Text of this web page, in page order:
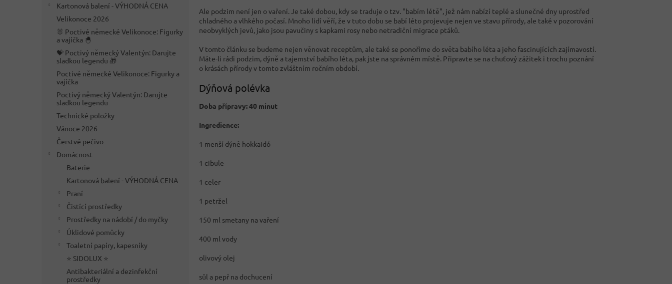
Kartonová balení - VÝHODNÁ CENA
Velikonoce 2026
🐰 Poctivé německé Velikonoce: Figurky
a vajíčka 🐣
💝 Poctivý německý Valentýn: Darujte
sladkou legendu 🎁
Poctivé německé Velikonoce: Figurky a
vajíčka
Poctivý německý Valentýn: Darujte
sladkou legendu
Technické položky
Vánoce 2026
Čerstvé pečivo
Domácnost
Baterie
Kartonová balení - VÝHODNÁ CENA
Praní
Čistící prostředky
Prostředky na nádobí / do myčky
Úklidové pomůcky
Toaletní papíry, kapesníky
⭐ SIDOLUX ⭐
Antibakteriální a dezinfekční
prostředky
Ale podzim není jen o vaření. Je také dobou, kdy se traduje o tzv. "babím létě", jež nám nabízí teplé a slunečné dny uprostřed
chladného a vlhkého počasí. Mnoho lidí věří, že v tuto dobu se babí léto projevuje nejen ve stavu přírody, ale také v pozorování
neobvyklých jevů, jako jsou pavučiny s kapkami rosy nebo netradiční migrace ptáků.
V tomto článku se budeme nejen věnovat receptům, ale také se ponoříme do světa babího léta a jeho fascinujících zajímavostí.
Máte-li rádi podzim, dýně a tajemství babího léta, pak jste na správném místě. Připravte se na chuťový zážitek i trochu poznání
o krásách přírody v tomto zvláštním ročním období.
Dýňová polévka
Doba přípravy: 40 minut
Ingredience:
1 menší dýně hokkaidó
1 cibule
1 celer
1 petržel
150 ml smetany na vaření
400 ml vody
olivový olej
sůl a pepř na dochucení